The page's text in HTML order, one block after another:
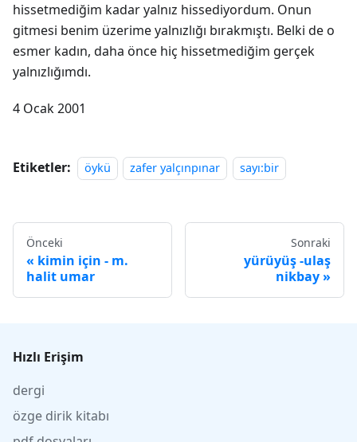
hissetmediğim kadar yalnız hissediyordum. Onun
gitmesi benim üzerime yalnızlığı bırakmıştı. Belki de o
esmer kadın, daha önce hiç hissetmediğim gerçek
yalnızlığımdı.
4 Ocak 2001
Etiketler: öykü zafer yalçınpınar sayı:bir
Önceki
kimin için - m.
halit umar
Sonraki
yürüyüş -ulaş
nikbay
Hızlı Erişim
dergi
özge dirik kitabı